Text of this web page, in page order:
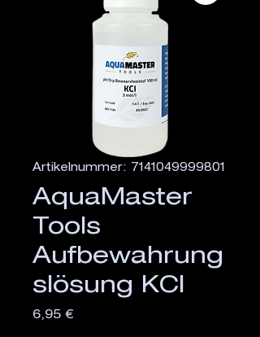
Artikelnummer: 7141049999801
AquaMaster
Tools
Aufbewahrung
slösung KCl
6,95 €Preis